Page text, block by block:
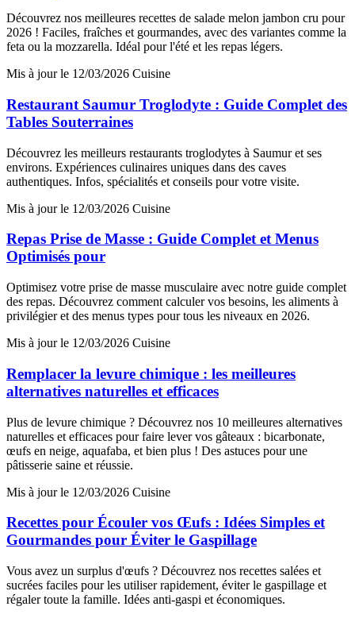
Découvrez nos meilleures recettes de salade melon jambon cru pour
2026 ! Faciles, fraîches et gourmandes, avec des variantes comme la
feta ou la mozzarella. Idéal pour l'été et les repas légers.
Mis à jour le 12/03/2026 Cuisine
Restaurant Saumur Troglodyte : Guide Complet des
Tables Souterraines
Découvrez les meilleurs restaurants troglodytes à Saumur et ses
environs. Expériences culinaires uniques dans des caves
authentiques. Infos, spécialités et conseils pour votre visite.
Mis à jour le 12/03/2026 Cuisine
Repas Prise de Masse : Guide Complet et Menus
Optimisés pour
Optimisez votre prise de masse musculaire avec notre guide complet
des repas. Découvrez comment calculer vos besoins, les aliments à
privilégier et des menus types pour tous les niveaux en 2026.
Mis à jour le 12/03/2026 Cuisine
Remplacer la levure chimique : les meilleures
alternatives naturelles et efficaces
Plus de levure chimique ? Découvrez nos 10 meilleures alternatives
naturelles et efficaces pour faire lever vos gâteaux : bicarbonate,
œufs en neige, aquafaba, et bien plus ! Des astuces pour une
pâtisserie saine et réussie.
Mis à jour le 12/03/2026 Cuisine
Recettes pour Écouler vos Œufs : Idées Simples et
Gourmandes pour Éviter le Gaspillage
Vous avez un surplus d'œufs ? Découvrez nos recettes salées et
sucrées faciles pour les utiliser rapidement, éviter le gaspillage et
régaler toute la famille. Idées anti-gaspi et économiques.